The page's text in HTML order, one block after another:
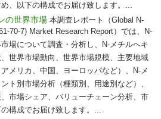
、以下の構成でお届け致します。...
の世界市場本調査レポート（Global N-
70-7) Market Research Report）では、N-
場について調査・分析し、N-メチルヘキ
世界市場動向、世界市場規模、主要地域
メリカ、中国、ヨーロッパなど）、N-メ
ト別市場分析（種類別、用途別など）、
市場シェア、バリューチェーン分析、市
構成でお届け致します。...